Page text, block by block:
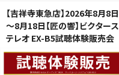
【吉祥寺東急店】2026年8月8日
～8月18日【匠の響】ビクタース
テレオ EX-B5試聴体験販売会